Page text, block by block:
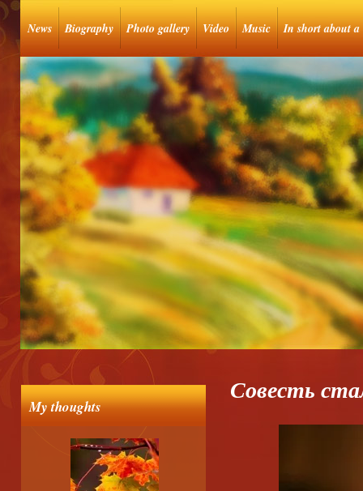
News Biography Photo gallery Video Music In short about
My thoughts
Совесть